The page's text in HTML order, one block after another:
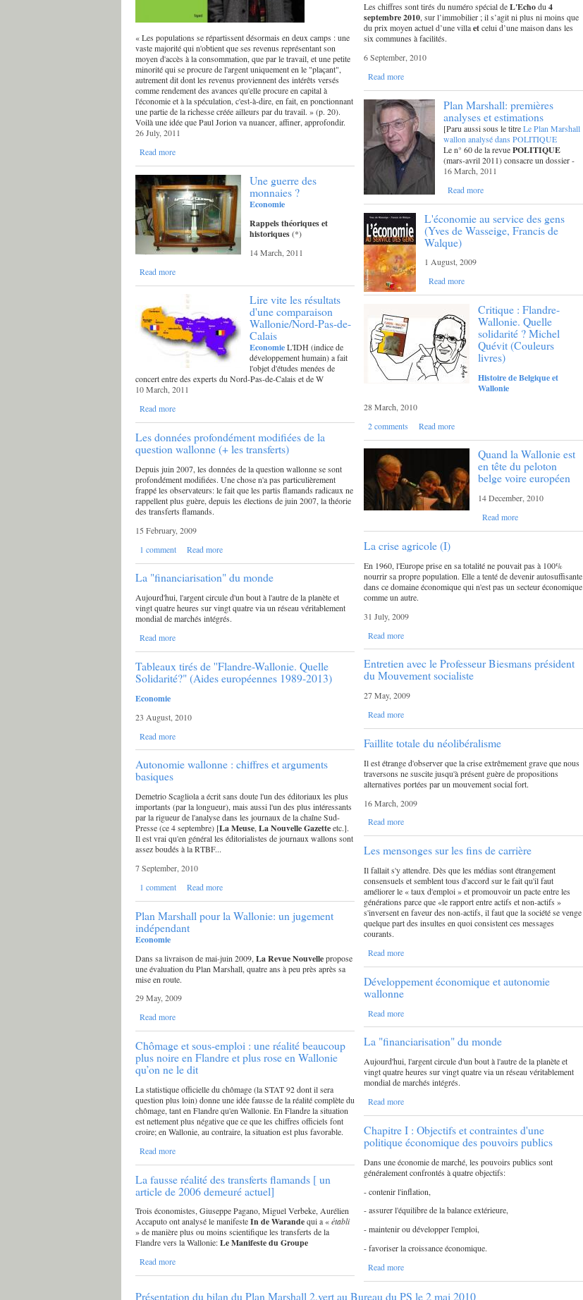
« Les populations se répartissent désormais en deux camps : une
vaste majorité qui n'obtient que ses revenus représentant son
moyen d'accès à la consommation, que par le travail, et une petite
minorité qui se procure de l'argent uniquement en le "plaçant",
autrement dit dont les revenus proviennent des intérêts versés
comme rendement des avances qu'elle procure en capital à
l'économie et à la spéculation, c'est-à-dire, en fait, en ponctionnant
une partie de la richesse créée ailleurs par du travail. » (p. 20).
Voilà une idée que Paul Jorion va nuancer, affiner, approfondir.
26 July, 2011
Read more
Une guerre des
monnaies ?
Economie
Rappels théoriques et
historiques(*)
14 March, 2011
Read more
Lire vite les résultats
d'une comparaison
Wallonie/Nord-Pas-de-
Calais
EconomieL'IDH (indice de
développement humain) a fait
l'objet d'études menées de
concert entre des experts du Nord-Pas-de-Calais et de W
10 March, 2011
Read more
Les données profondément modifiées de la
question wallonne (+ les transferts)
Depuis juin 2007, les données de la question wallonne se sont
profondément modifiées. Une chose n'a pas particulièrement
frappé les observateurs: le fait que les partis flamands radicaux ne
rappellent plus guère, depuis les élections de juin 2007, la théorie
des transferts flamands.
15 February, 2009
1 comment
Read more
La "financiarisation" du monde
Aujourd'hui, l'argent circule d'un bout à l'autre de la planète et
vingt quatre heures sur vingt quatre via un réseau véritablement
mondial de marchés intégrés.
Read more
Tableaux tirés de ''Flandre-Wallonie. Quelle
Solidarité?" (Aides européennes 1989-2013)
Economie
23 August, 2010
Read more
Autonomie wallonne : chiffres et arguments
basiques
Demetrio Scagliola a écrit sans doute l'un des éditoriaux les plus
importants (par la longueur), mais aussi l'un des plus intéressants
par la rigueur de l'analyse dans les journaux de la chaîne Sud-
Presse (ce 4 septembre) [La Meuse, La Nouvelle Gazetteetc.].
Il est vrai qu'en général les éditorialistes de journaux wallons sont
assez boudés à la RTBF...
7 September, 2010
1 comment
Read more
Plan Marshall pour la Wallonie: un jugement
indépendant
Economie
Dans sa livraison de mai-juin 2009, La Revue Nouvellepropose
une évaluation du Plan Marshall, quatre ans à peu près après sa
mise en route.
29 May, 2009
Read more
Chômage et sous-emploi : une réalité beaucoup
plus noire en Flandre et plus rose en Wallonie
qu’on ne le dit
La statistique officielle du chômage (la STAT 92 dont il sera
question plus loin) donne une idée fausse de la réalité complète du
chômage, tant en Flandre qu'en Wallonie. En Flandre la situation
est nettement plus négative que ce que les chiffres officiels font
croire; en Wallonie, au contraire, la situation est plus favorable.
Read more
La fausse réalité des transferts flamands [ un
article de 2006 demeuré actuel]
Trois économistes, Giuseppe Pagano, Miguel Verbeke, Aurélien
Accaputo ont analysé le manifesteIn de Warandequi a «établi
» de manière plus ou moins scientifique les transferts de la
Flandre vers la Wallonie:Le Manifeste du Groupe
Read more
Les chiffres sont tirés du numéro spécial deL'Echodu4
septembre 2010, sur l’immobilier ; il s’agit ni plus ni moins que
du prix moyen actuel d’une villaetcelui d’une maison dans les
six communes à facilités.
6 September, 2010
Read more
Plan Marshall: premières
analyses et estimations
[Paru aussi sous le titreLe Plan Marshall
wallon analysé dans POLITIQUE
Le n° 60 de la revuePOLITIQUE
(mars-avril 2011) consacre un dossier -
16 March, 2011
Read more
L'économie au service des gens
(Yves de Wasseige, Francis de
Walque)
1 August, 2009
Read more
Critique : Flandre-
Wallonie. Quelle
solidarité ? Michel
Quévit (Couleurs
livres)
Histoire de Belgique et
Wallonie
28 March, 2010
2 comments
Read more
Quand la Wallonie est
en tête du peloton
belge voire européen
14 December, 2010
Read more
La crise agricole (I)
En 1960, l'Europe prise en sa totalité ne pouvait pas à 100%
nourrir sa propre population. Elle a tenté de devenir autosuffisante
dans ce domaine économique qui n'est pas un secteur économique
comme un autre.
31 July, 2009
Read more
Entretien avec le Professeur Biesmans président
du Mouvement socialiste
27 May, 2009
Read more
Faillite totale du néolibéralisme
Il est étrange d'observer que la crise extrêmement grave que nous
traversons ne suscite jusqu'à présent guère de propositions
alternatives portées par un mouvement social fort.
16 March, 2009
Read more
Les mensonges sur les fins de carrière
Il fallait s'y attendre. Dès que les médias sont étrangement
consensuels et semblent tous d'accord sur le fait qu'il faut
améliorer le « taux d'emploi » et promouvoir un pacte entre les
générations parce que «le rapport entre actifs et non-actifs »
s'inversent en faveur des non-actifs, il faut que la société se venge
quelque part des insultes en quoi consistent ces messages
courants.
Read more
Développement économique et autonomie
wallonne
Read more
La "financiarisation" du monde
Aujourd'hui, l'argent circule d'un bout à l'autre de la planète et
vingt quatre heures sur vingt quatre via un réseau véritablement
mondial de marchés intégrés.
Read more
Chapitre I : Objectifs et contraintes d'une
politique économique des pouvoirs publics
Dans une économie de marché, les pouvoirs publics sont
généralement confrontés à quatre objectifs:
- contenir l'inflation,
- assurer l'équilibre de la balance extérieure,
- maintenir ou développer l'emploi,
- favoriser la croissance économique.
Read more
Présentation du bilan du Plan Marshall 2.vert au Bureau du PS le 2 mai 2010